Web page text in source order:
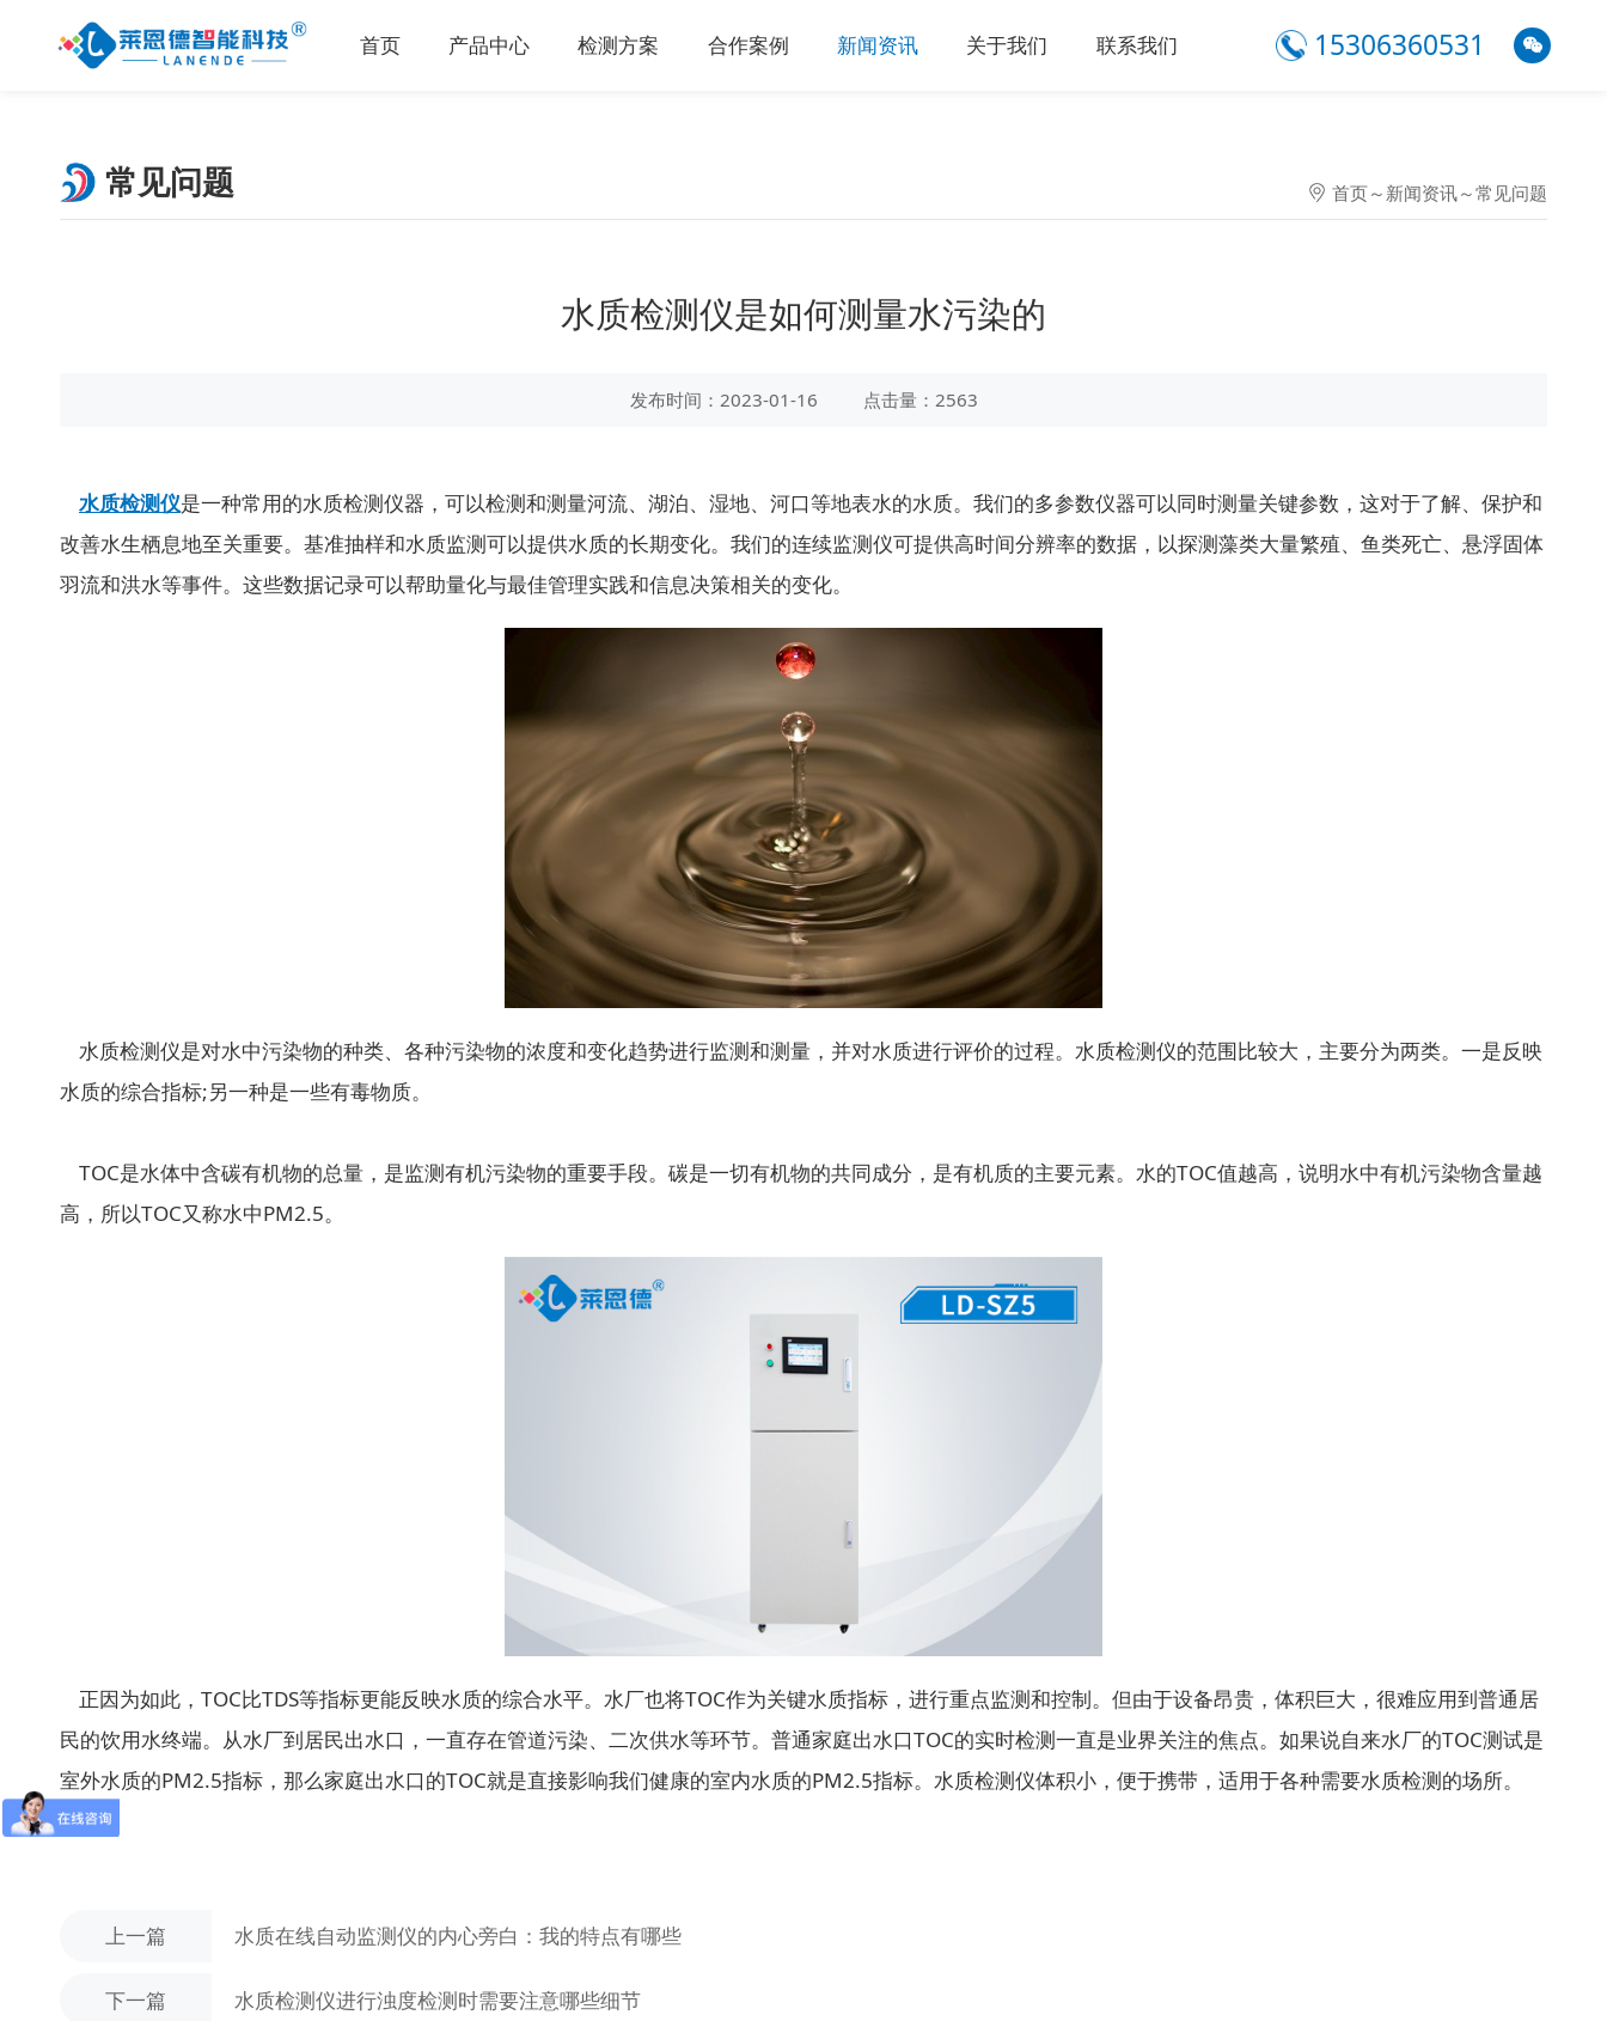
首页 产品中心 检测方案 合作案例 新闻资讯 关于我们 联系我们 15306360531
常见问题 首页～ 新闻资讯～常见问题
水质检测仪是如何测量水污染的
发布时间：2023-01-16 点击量：2563
水质检测仪是一种常用的水质检测仪器，可以检测和测量河流、湖泊、湿地、河口等地表水的水质。我们的多参数仪器可以同时测量关键参数，这对于了解、保护和
改善水生栖息地至关重要。基准抽样和水质监测可以提供水质的长期变化。我们的连续监测仪可提供高时间分辨率的数据，以探测藻类大量繁殖、鱼类死亡、悬浮固体
羽流和洪水等事件。这些数据记录可以帮助量化与最佳管理实践和信息决策相关的变化。
水质检测仪是对水中污染物的种类、各种污染物的浓度和变化趋势进行监测和测量，并对水质进行评价的过程。水质检测仪的范围比较大，主要分为两类。一是反映
水质的综合指标;另一种是一些有毒物质。
TOC是水体中含碳有机物的总量，是监测有机污染物的重要手段。碳是一切有机物的共同成分，是有机质的主要元素。水的TOC值越高，说明水中有机污染物含量越
高，所以TOC又称水中PM2.5。
正因为如此，TOC比TDS等指标更能反映水质的综合水平。水厂也将TOC作为关键水质指标，进行重点监测和控制。但由于设备昂贵，体积巨大，很难应用到普通居
民的饮用水终端。从水厂到居民出水口，一直存在管道污染、二次供水等环节。普通家庭出水口TOC的实时检测一直是业界关注的焦点。如果说自来水厂的TOC测试是
室外水质的PM2.5指标，那么家庭出水口的TOC就是直接影响我们健康的室内水质的PM2.5指标。水质检测仪体积小，便于携带，适用于各种需要水质检测的场所。
上一篇 水质在线自动监测仪的内心旁白：我的特点有哪些
下一篇 水质检测仪进行浊度检测时需要注意哪些细节